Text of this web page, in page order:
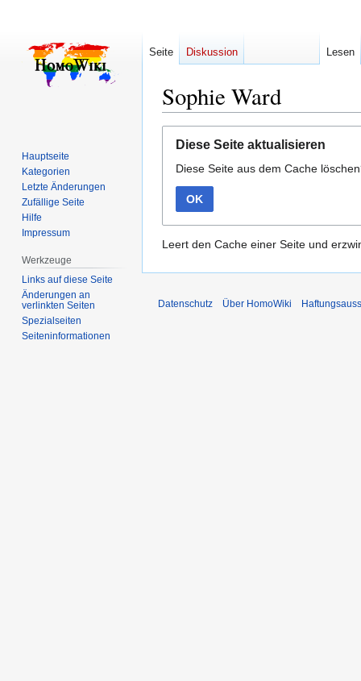
Sophie Ward
Navigation
springen
Suche
springen
Diese Seite aktualisieren
Diese Seite aus dem Cache
OK
Leert den Cache einer Seite und
Seite Diskussion Lesen
Hauptseite
Kategorien
Letzte Änderungen
Zufällige Seite
Hilfe
Impressum
Werkzeuge
Links auf diese Seite
Änderungen an
verlinkten Seiten
Spezialseiten
Seiten­­informationen
Datenschutz Über HomoWiki